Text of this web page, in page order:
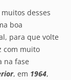
desses
boa
para que volte
com muito
na fase
, em 1964,